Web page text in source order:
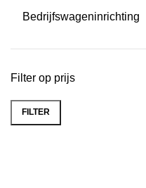
Bedrijfswageninrichting
Filter op prijs
Min.
Max.
FILTER